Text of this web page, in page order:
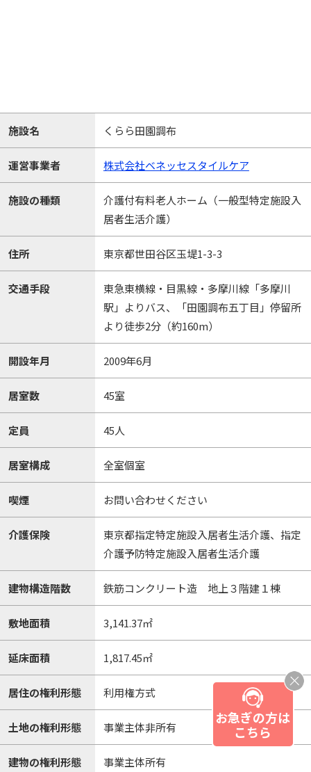
施設名 くらら田園調布
運営事業者 株式会社ベネッセスタイルケア
施設の種類
介護付有料老人ホーム（一般型特定施設入
居者生活介護）
住所 東京都世田谷区玉堤1-3-3
交通手段
東急東横線・目黒線・多摩川線「多摩川
駅」よりバス、「田園調布五丁目」停留所
より徒歩2分（約160m）
開設年月 2009年6月
居室数 45室
定員 45人
居室構成 全室個室
喫煙 お問い合わせください
介護保険
東京都指定特定施設入居者生活介護、指定
介護予防特定施設入居者生活介護
建物構造階数 鉄筋コンクリート造 地上３階建１棟
敷地面積 3,141.37㎡
延床面積 1,817.45㎡
居住の権利形態 利用権方式
土地の権利形態 事業主体非所有
建物の権利形態 事業主体所有
お急ぎの方は
こちら